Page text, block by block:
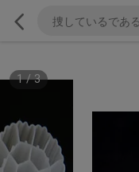
1/3